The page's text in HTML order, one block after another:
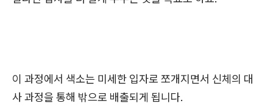
이 과정에서 색소는 미세한 입자로 쪼개지면서 신체의 대
사 과정을 통해 밖으로 배출되게 됩니다.